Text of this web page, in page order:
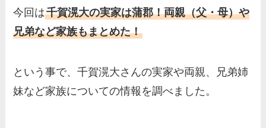
今回は千賀滉大の実家は蒲郡！両親（父・母）や
兄弟など家族もまとめた！
という事で、千賀滉大さんの実家や両親、兄弟姉
妹など家族についての情報を調べました。